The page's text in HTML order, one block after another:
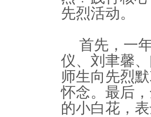
先烈活动。
首先，一
仪、刘聿馨
师生向先烈
怀念。最后
的小白花，